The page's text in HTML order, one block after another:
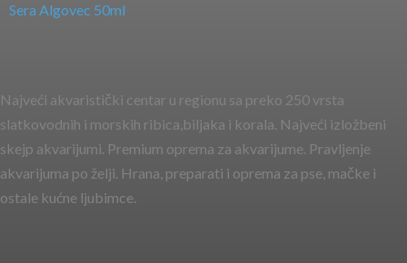
Sera Algovec 50ml
Najveći akvaristički centar u regionu sa preko 250 vrsta
slatkovodnih i morskih ribica,biljaka i korala. Najveći izložbeni
skejp akvarijumi. Premium oprema za akvarijume. Pravljenje
akvarijuma po želji. Hrana, preparati i oprema za pse, mačke i
ostale kućne ljubimce.